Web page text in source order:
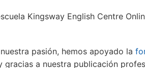
Kingsway English Centre
pasión, hemos apoyado la
gracias a nuestra publicación